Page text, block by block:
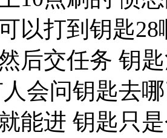
以打到钥匙
后交任务 钥
会问钥匙去
能进 钥匙只